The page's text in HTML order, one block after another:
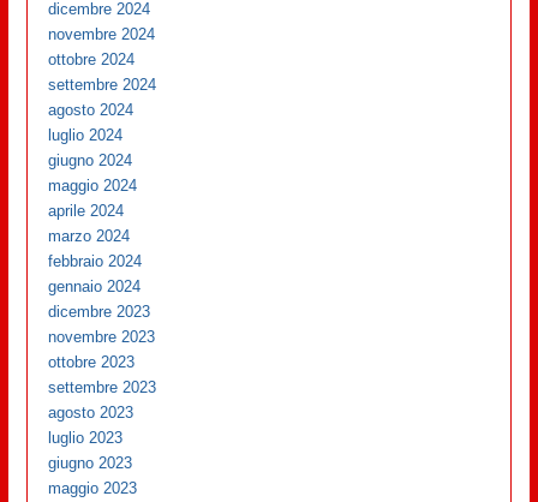
dicembre 2024
novembre 2024
ottobre 2024
settembre 2024
agosto 2024
luglio 2024
giugno 2024
maggio 2024
aprile 2024
marzo 2024
febbraio 2024
gennaio 2024
dicembre 2023
novembre 2023
ottobre 2023
settembre 2023
agosto 2023
luglio 2023
giugno 2023
maggio 2023